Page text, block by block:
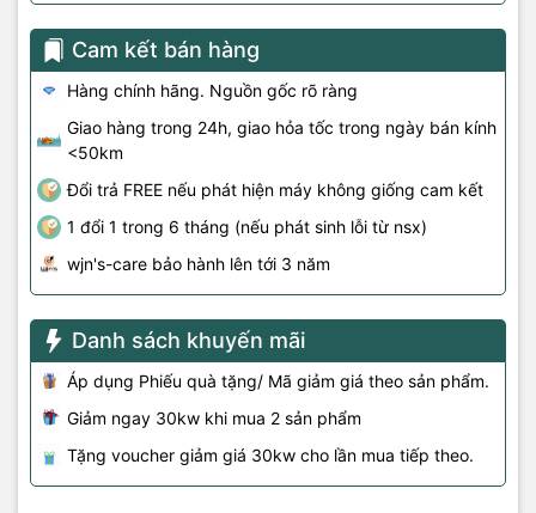
Cam kết bán hàng
Hàng chính hãng. Nguồn gốc rõ ràng
Giao hàng trong 24h, giao hỏa tốc trong ngày bán kính
<50km
Đổi trả FREE nếu phát hiện máy không giống cam kết
1 đổi 1 trong 6 tháng (nếu phát sinh lỗi từ nsx)
wjn's-care bảo hành lên tới 3 năm
Danh sách khuyến mãi
Áp dụng Phiếu quà tặng/ Mã giảm giá theo sản phẩm.
Giảm ngay 30kw khi mua 2 sản phẩm
Tặng voucher giảm giá 30kw cho lần mua tiếp theo.